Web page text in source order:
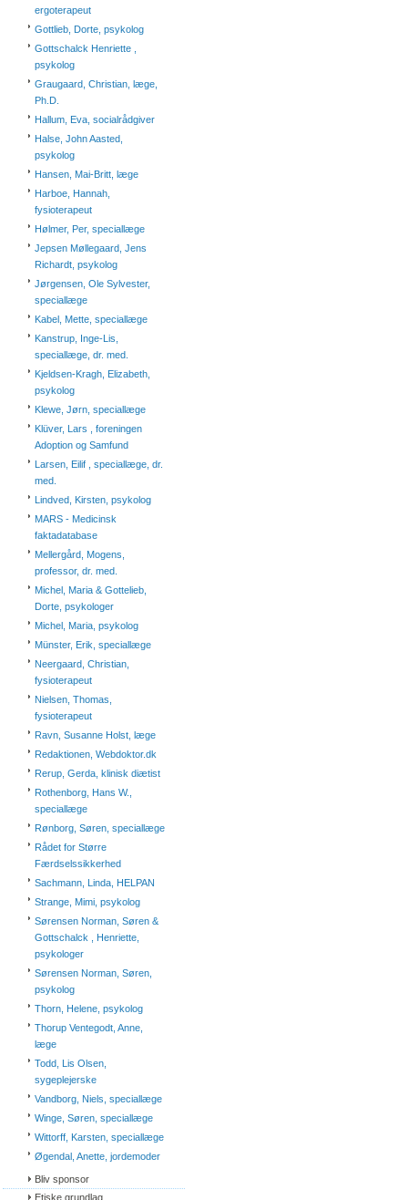
ergoterapeut
Gottlieb, Dorte, psykolog
Gottschalck Henriette ,
psykolog
Graugaard, Christian, læge,
Ph.D.
Hallum, Eva, socialrådgiver
Halse, John Aasted,
psykolog
Hansen, Mai-Britt, læge
Harboe, Hannah,
fysioterapeut
Hølmer, Per, speciallæge
Jepsen Møllegaard, Jens
Richardt, psykolog
Jørgensen, Ole Sylvester,
speciallæge
Kabel, Mette, speciallæge
Kanstrup, Inge-Lis,
speciallæge, dr. med.
Kjeldsen-Kragh, Elizabeth,
psykolog
Klewe, Jørn, speciallæge
Klüver, Lars , foreningen
Adoption og Samfund
Larsen, Eilif , speciallæge, dr.
med.
Lindved, Kirsten, psykolog
MARS - Medicinsk
faktadatabase
Mellergård, Mogens,
professor, dr. med.
Michel, Maria & Gottelieb,
Dorte, psykologer
Michel, Maria, psykolog
Münster, Erik, speciallæge
Neergaard, Christian,
fysioterapeut
Nielsen, Thomas,
fysioterapeut
Ravn, Susanne Holst, læge
Redaktionen, Webdoktor.dk
Rerup, Gerda, klinisk diætist
Rothenborg, Hans W.,
speciallæge
Rønborg, Søren, speciallæge
Rådet for Større
Færdselssikkerhed
Sachmann, Linda, HELPAN
Strange, Mimi, psykolog
Sørensen Norman, Søren &
Gottschalck , Henriette,
psykologer
Sørensen Norman, Søren,
psykolog
Thorn, Helene, psykolog
Thorup Ventegodt, Anne,
læge
Todd, Lis Olsen,
sygeplejerske
Vandborg, Niels, speciallæge
Winge, Søren, speciallæge
Wittorff, Karsten, speciallæge
Øgendal, Anette, jordemoder
Bliv sponsor
Etiske grundlag